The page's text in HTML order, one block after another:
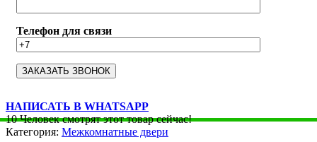
Телефон для связи
НАПИСАТЬ В WHATSAPP
10 Человек смотрят этот товар сейчас!
Категория: Межкомнатные двери